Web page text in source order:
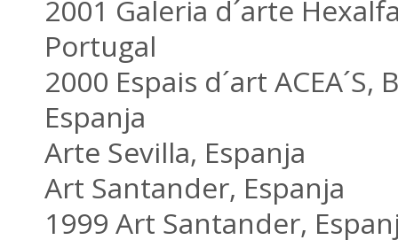
2001 Galeria d´arte
Portugal
2000 Espais d´art ACEA´S,
Espanja
Arte Sevilla, Espanja
Art Santander, Espanja
1999 Art Santander,